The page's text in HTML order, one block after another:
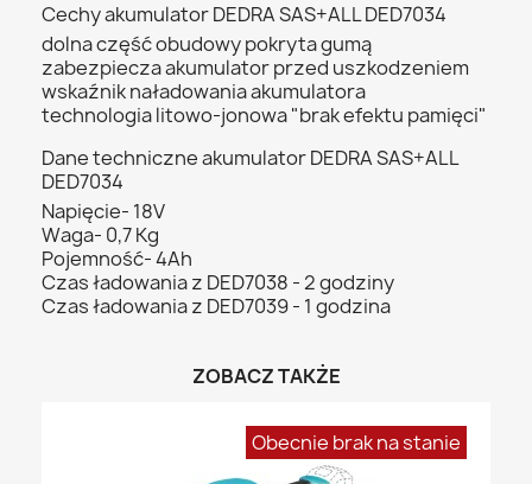
Cechy akumulator DEDRA SAS+ALL DED7034
dolna część obudowy pokryta gumą
zabezpiecza akumulator przed uszkodzeniem
wskaźnik naładowania akumulatora
technologia litowo-jonowa "brak efektu pamięci"
Dane techniczne akumulator DEDRA SAS+ALL
DED7034
Napięcie- 18V
Waga- 0,7 Kg
Pojemność- 4Ah
Czas ładowania z DED7038 - 2 godziny
Czas ładowania z DED7039 - 1 godzina
ZOBACZ TAKŻE
Obecnie brak na stanie